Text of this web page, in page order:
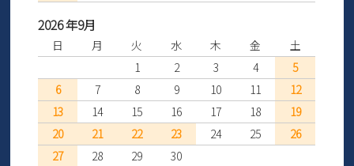
2026 年9月
日 月 火 水 木 金
土
1
2 3 4
5
6
7 8 9 10 11
12
13
14 15 16 17 18
19
20
21 22 23 24 25
26
27
28 29 30